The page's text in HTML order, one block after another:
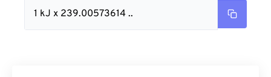
1 kJ x 239.00573614 ..